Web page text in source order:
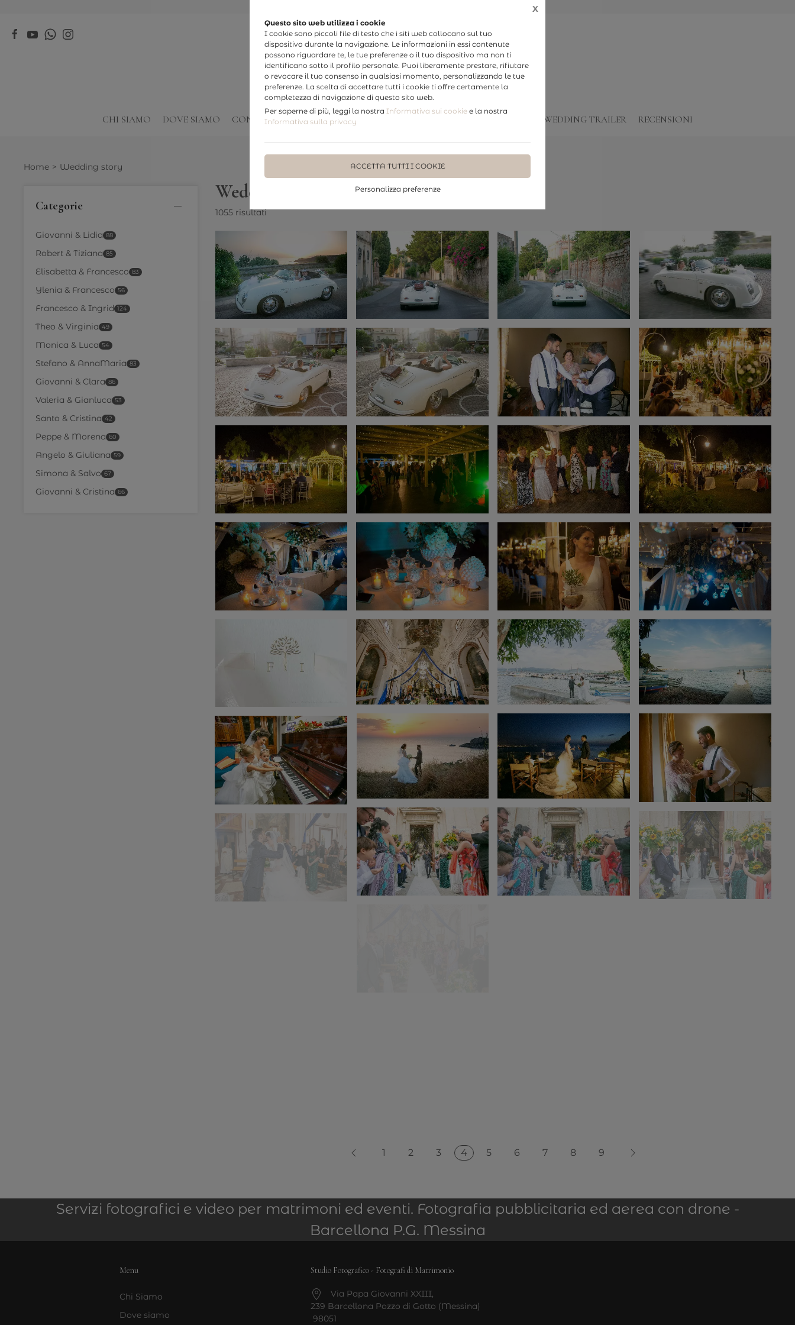
Questo sito web utilizza i cookie
I cookie sono piccoli file di testo che i siti web collocano sul tuo
dispositivo durante la navigazione. Le informazioni in essi contenute
possono riguardare te, le tue preferenze o il tuo dispositivo ma non ti
identificano sotto il profilo personale. Puoi liberamente prestare, rifiutare
o revocare il tuo consenso in qualsiasi momento, personalizzando le tue
preferenze. La scelta di accettare tutti i cookie ti offre certamente la
completezza di navigazione di questo sito web.
Per saperne di più, leggi la nostra Informativa sui cookie e la nostra
Informativa sulla privacy
ACCETTA TUTTI I COOKIE
Personalizza preferenze
X
CHI SIAMO DOVE SIAMO CONTATTI PHOTO WEDDING WEDDING TRAILER RECENSIONI
Home Wedding story
Categorie
Giovanni & Lidia 88
Robert & Tiziana 85
Elisabetta & Francesco 83
Ylenia & Francesco 56
Francesco & Ingrid 124
Theo & Virginia 49
Monica & Luca 54
Stefano & AnnaMaria 83
Giovanni & Clara 86
Valeria & Gianluca 53
Santo & Cristina 42
Peppe & Morena 60
Angelo & Giuliana 59
Simona & Salvo 67
Giovanni & Cristina 66
Wedding story
1055 risultati
1 2 3 4 5 6 7 8 9
Servizi fotografici e video per matrimoni ed eventi. Fotografia pubblicitaria ed aerea con drone -
Barcellona P.G. Messina
Menu
Chi Siamo
Dove siamo
Studio Fotografico - Fotografi di Matrimonio
Via Papa Giovanni XXIII,
239 Barcellona Pozzo di Gotto (Messina)
98051